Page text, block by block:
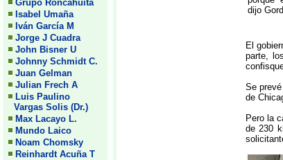
Grupo Roncahuita
Isabel Umaña
Iván García M
Jorge J Cuadra
John Bisner U
Johnny Schmidt C.
Juan Gelman
Julian Frech A
Luis Paulino
Vargas Solis (Dr.)
Max Lacayo L.
Mundo Laico
Noam Chomsky
Reinhardt Acuña T
dijo
El
parte,
Se
de
Pero la
de 230